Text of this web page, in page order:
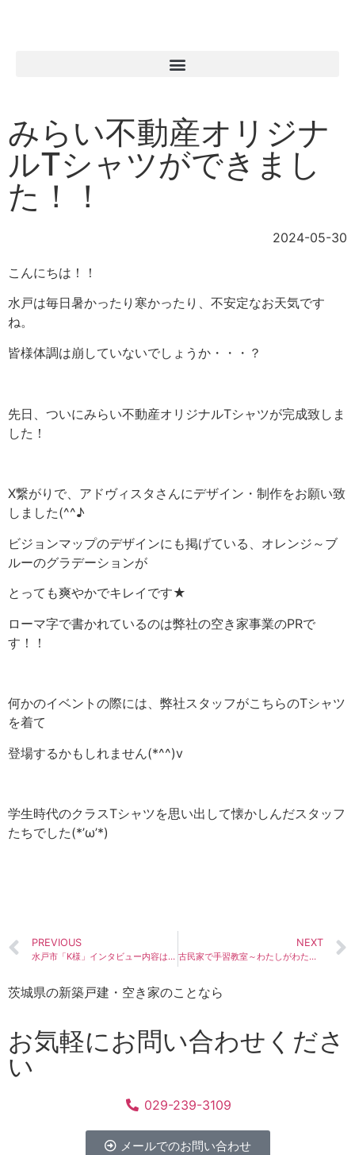
みらい不動産オリジナ
ルTシャツができまし
た！！
2024-05-30
こんにちは！！
水戸は毎日暑かったり寒かったり、不安定なお天気です
ね。
皆様体調は崩していないでしょうか・・・？
先日、ついにみらい不動産オリジナルTシャツが完成致しま
した！
X繋がりで、アドヴィスタさんにデザイン・制作をお願い致
しました(^^♪
ビジョンマップのデザインにも掲げている、オレンジ～ブ
ルーのグラデーションが
とっても爽やかでキレイです★
ローマ字で書かれているのは弊社の空き家事業のPRで
す！！
何かのイベントの際には、弊社スタッフがこちらのTシャツ
を着て
登場するかもしれません(*^^)v
学生時代のクラスTシャツを思い出して懐かしんだスタッフ
たちでした(*’ω’*)
PREVIOUS
水戸市「K様」インタビュー内容はこちら♪
NEXT
古民家で手習教室～わたしがわたしにときめく字～
茨城県の新築戸建・空き家のことなら
お気軽にお問い合わせくださ
い
029-239-3109
メールでのお問い合わせ